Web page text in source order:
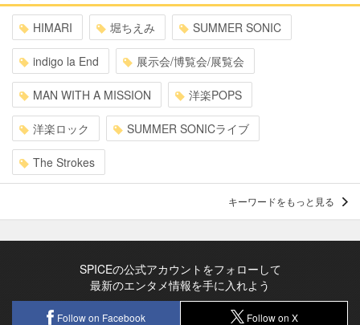
HIMARI 堀ちえみ SUMMER SONIC
indigo la End 展示会/博覧会/展覧会
MAN WITH A MISSION 洋楽POPS
洋楽ロック SUMMER SONICライブ
The Strokes
キーワードをもっと見る
SPICEの公式アカウントをフォローして
最新のエンタメ情報を手に入れよう
Follow on Facebook Follow on X